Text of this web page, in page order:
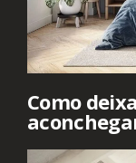
Como